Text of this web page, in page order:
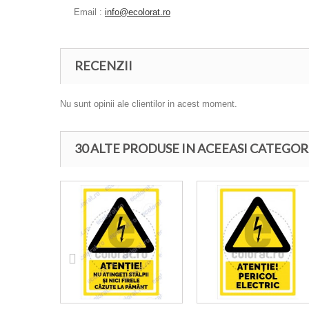
Email : info@ecolorat.ro
RECENZII
Nu sunt opinii ale clientilor in acest moment.
30 ALTE PRODUSE IN ACEEASI